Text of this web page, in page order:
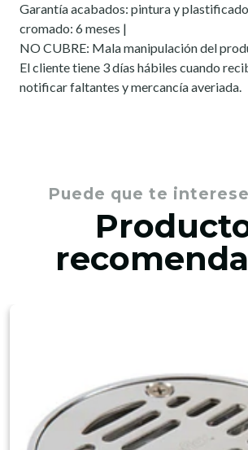
Garantía acabados: pintura y
cromado: 6 meses |
NO CUBRE: Mala manipulación del
El cliente tiene 3 días hábiles cuando
notificar faltantes y mercancía averiada.
Puede que te